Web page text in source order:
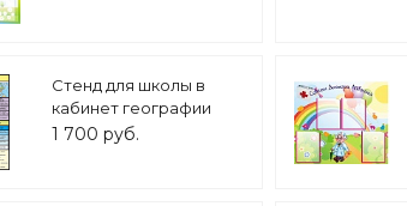
Стенд для школы в
кабинет географии
СЕВЕРНАЯ АМЕРИКА
1 700 руб.